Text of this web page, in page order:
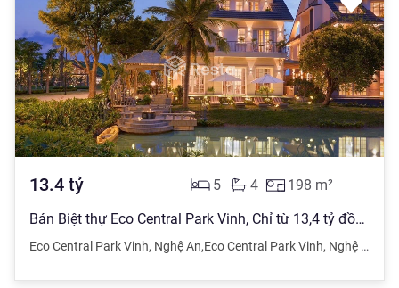
13.4 tỷ 198 m²
4
5
Bán Biệt thự Eco Central Park Vinh, Chỉ từ 13,4 tỷ đồng, diện tích 198m2. Có quà tặng đặc biệt !
Eco Central Park Vinh, Nghệ An,Eco Central Park Vinh, Nghệ An